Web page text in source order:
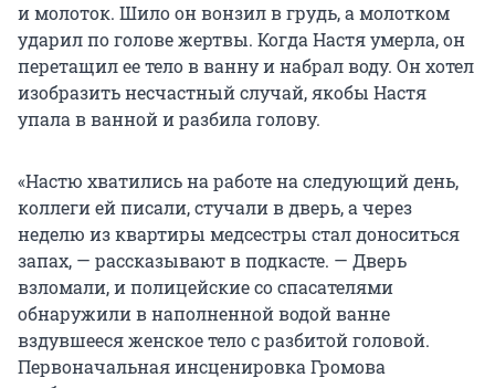
и молоток. Шило он вонзил в грудь, а молотком
ударил по голове жертвы. Когда Настя умерла, он
перетащил ее тело в ванну и набрал воду. Он хотел
изобразить несчастный случай, якобы Настя
упала в ванной и разбила голову.
«Настю хватились на работе на следующий день,
коллеги ей писали, стучали в дверь, а через
неделю из квартиры медсестры стал доноситься
запах, — рассказывают в подкасте. — Дверь
взломали, и полицейские со спасателями
обнаружили в наполненной водой ванне
вздувшееся женское тело с разбитой головой.
Первоначальная инсценировка Громова